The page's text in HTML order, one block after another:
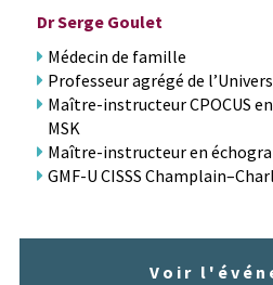
Dr Serge Goulet
Médecin de famille
Professeur agrégé de
Maître-instructeur CPOCUS
MSK
Maître-instructeur en
GMF-U CISSS
Voir